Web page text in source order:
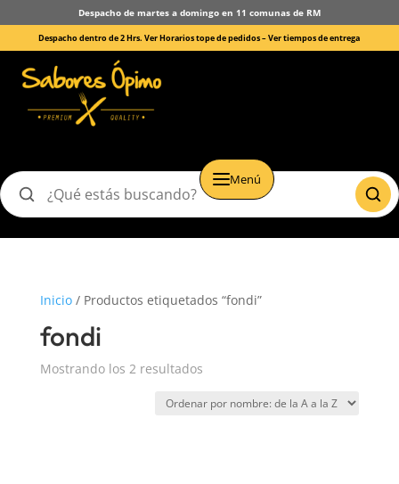
Despacho de martes a domingo en 11 comunas de RM
Despacho dentro de 2 Hrs. Ver Horarios tope de pedidos –Ver tiempos de entrega
Menú
Buscar
Inicio/ Productos etiquetados “fondi”
fondi
Mostrando los 2 resultados